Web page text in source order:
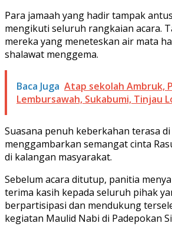
Para jamaah yang hadir tampak
mengikuti seluruh rangkaian acara.
mereka yang meneteskan air mata
shalawat menggema.
Baca Juga Atap sekolah Ambruk,
Lembursawah, Sukabumi, Tinjau
Suasana penuh keberkahan terasa
menggambarkan semangat cinta
di kalangan masyarakat.
Sebelum acara ditutup, panitia
terima kasih kepada seluruh pihak
berpartisipasi dan mendukung
kegiatan Maulid Nabi di Padepokan